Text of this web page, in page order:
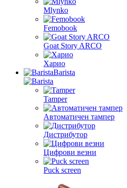
Mlynko
Femobook
Goat Story ARCO
Харио
Barista
Tamper
Автоматичен тампер
Дистрибутор
Цифрови везни
Puck screen